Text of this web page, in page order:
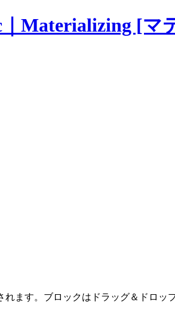
Materializing [マ
ます。ブロックはドラッグ＆ドロッ